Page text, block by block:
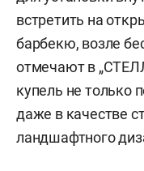
встретить на
барбекю, возле
отмечают в
купель не только
даже в качестве
ландшафтного